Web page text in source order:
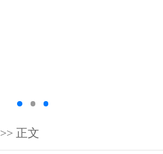
>> 正文